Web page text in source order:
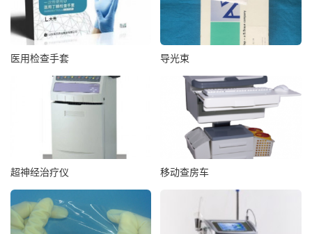
医用检查手套 导光束
超神经治疗仪 移动查房车